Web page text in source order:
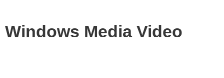
Windows Media Video